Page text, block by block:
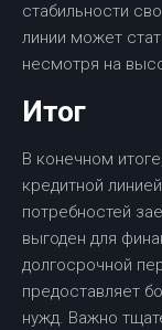
стабильности
линии может
несмотря на
Итог
В конечном
кредитной
потребностей
выгоден для
долгосрочной
предоставляет
нужд. Важно